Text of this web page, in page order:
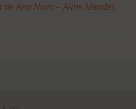
de Ano Novo – Aline Mendes ·